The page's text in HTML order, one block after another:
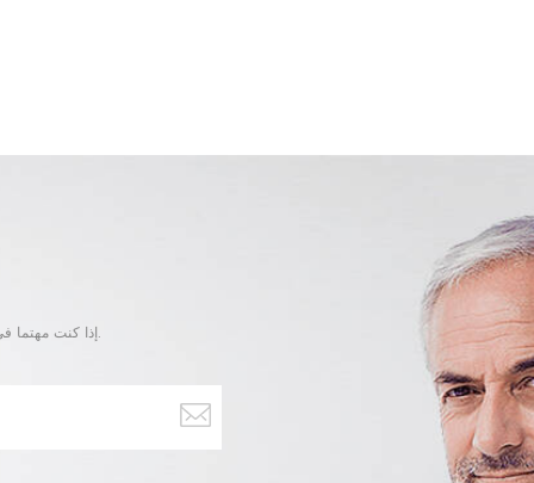
إذا كنت مهتما في منتجاتنا و تريد أن تعرف المزيد من التفاصيل,يرجى ترك رسالة هنا وسوف نقوم بالرد عليك بأسرع ما يمكن.